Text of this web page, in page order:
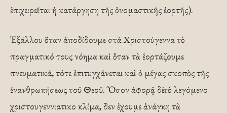
ἐπιχειρεῖται ἡ κατάργηση τῆς ὀνομαστικῆς ἑορτῆς).
Ἐξάλλου ὅταν ἀποδίδουμε στὰ Χριστούγεννα τὸ
πραγματικό τους νόημα καὶ ὅταν τὰ ἑορτάζουμε
πνευματικά, τότε ἐπιτυγχάνεται καὶ ὁ μέγας σκοπὸς τῆς
ἐνανθρωπήσεως τοῦ Θεοῦ. Ὅσον ἀφορᾷ δὲ τὸ λεγόμενο
χριστουγεννιατικο κλίμα, δεν ἐχουμε ἀνάγκη τὰ